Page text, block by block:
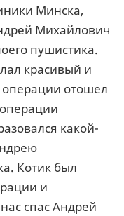
Минска,
Михайлович
пушистика.
красивый и
отошел
какой-
Котик был
и
спас Андрей